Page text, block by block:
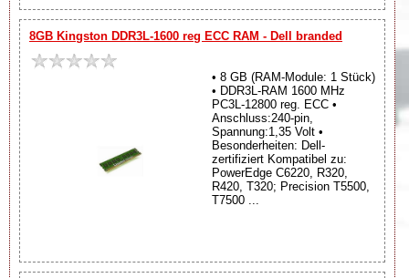
8GB Kingston DDR3L-1600 reg ECC RAM - Dell branded
• 8 GB (RAM-Module: 1 Stück)
• DDR3L-RAM 1600 MHz
PC3L-12800 reg. ECC •
Anschluss:240-pin,
Spannung:1,35 Volt •
Besonderheiten: Dell-
zertifiziert Kompatibel zu:
PowerEdge C6220, R320,
R420, T320; Precision T5500,
T7500 ...